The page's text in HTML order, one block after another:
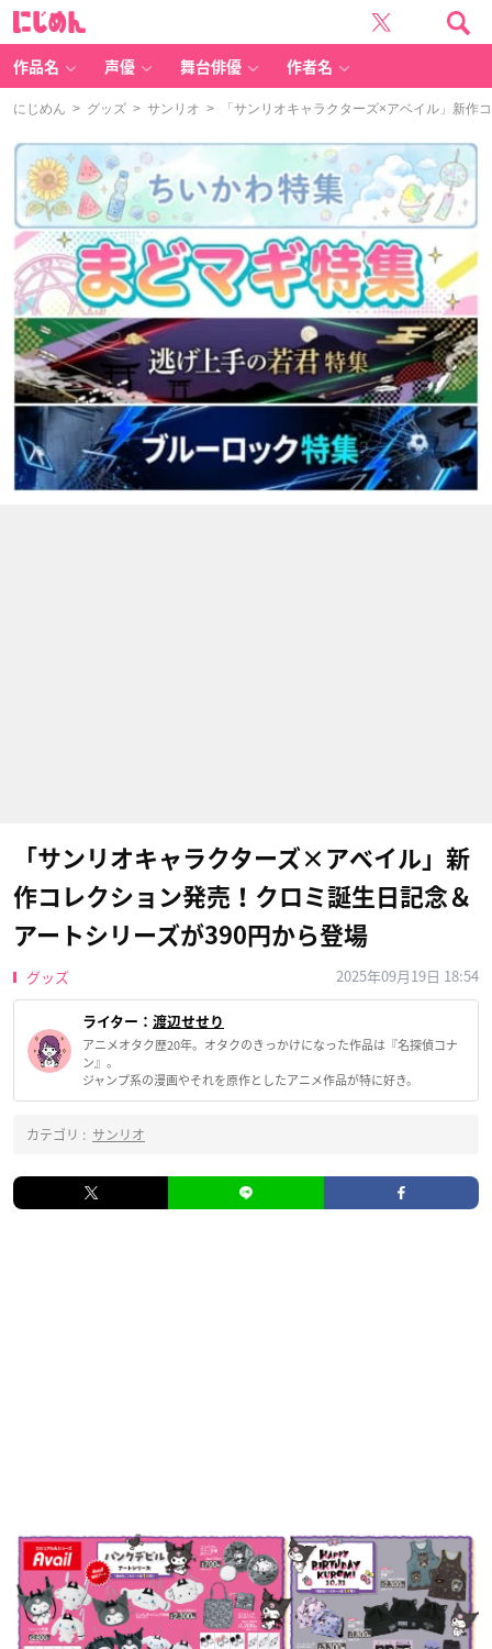
作品名 声優 舞台俳優 作者名
にじめん > グッズ > サンリオ > 「サンリオキャラクターズ×アベイル」新作
「サンリオキャラクターズ×アベイル」新
作コレクション発売！クロミ誕生日記念＆
アートシリーズが390円から登場
グッズ 2025年09月19日 18:54
ライター： 渡辺せせり
アニメオタク歴20年。オタクのきっかけになった作品は『名探偵コナ
ン』。
ジャンプ系の漫画やそれを原作としたアニメ作品が特に好き。
カテゴリ : サンリオ